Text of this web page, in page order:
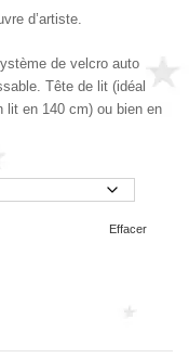
d’artiste.
de velcro auto
Tête de lit (idéal
lit en 140 cm) ou bien en
Effacer